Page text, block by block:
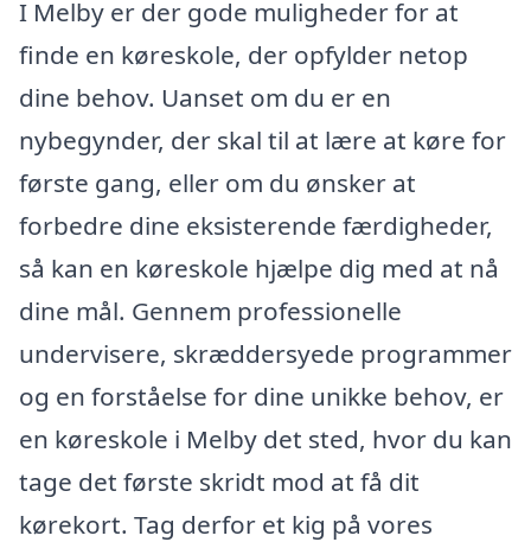
I Melby er der gode muligheder for at
finde en køreskole, der opfylder netop
dine behov. Uanset om du er en
nybegynder, der skal til at lære at køre for
første gang, eller om du ønsker at
forbedre dine eksisterende færdigheder,
så kan en køreskole hjælpe dig med at nå
dine mål. Gennem professionelle
undervisere, skræddersyede programmer
og en forståelse for dine unikke behov, er
en køreskole i Melby det sted, hvor du kan
tage det første skridt mod at få dit
kørekort. Tag derfor et kig på vores